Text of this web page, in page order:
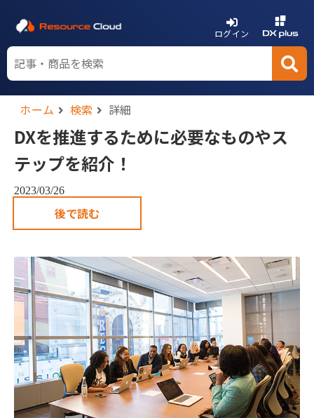
ログイン
ホーム 検索 詳細
DXを推進するために必要なものやス
テップを紹介！
2023/03/26
後で読む